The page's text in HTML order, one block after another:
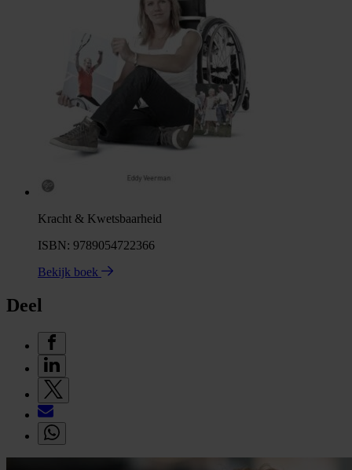
Kracht & Kwetsbaarheid
ISBN: 9789054722366
Bekijk boek
Deel